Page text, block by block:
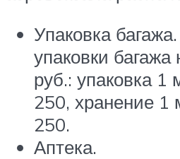
Упаковка
упаковки багажа
руб.: упаковка 1
250, хранение 1
250.
Аптека.